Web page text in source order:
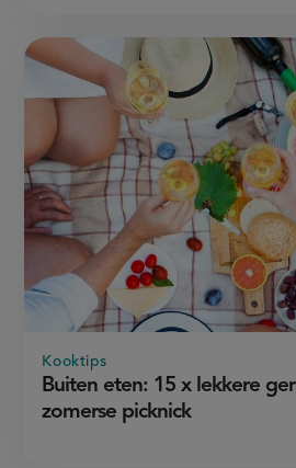
Buiten eten: 15 x lekkere
zomerse picknick
Kooktips